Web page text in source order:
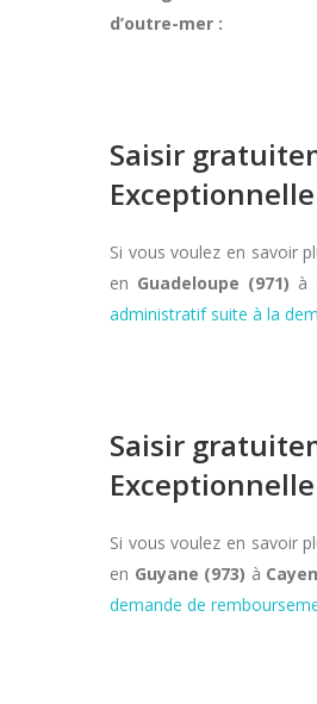
d’outre-mer :
Saisir
Si vous voulez en savoir
en Guadeloupe (971) à
administratif suite à la
Saisir
Si vous voulez en savoir
en Guyane (973) à
demande de